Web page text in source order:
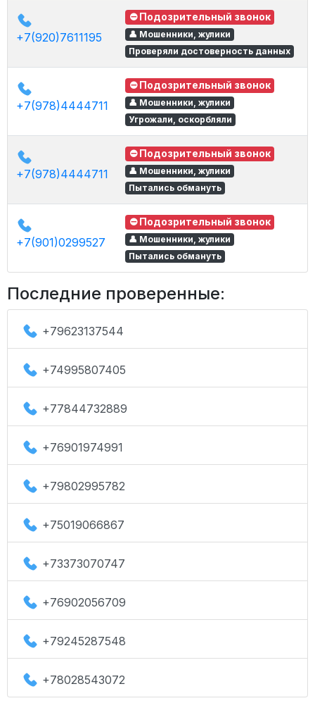
+7(920)7611195
⛔ Подозрительный звонок
👤 Мошенники, жулики
Проверяли достоверность данных
+7(978)4444711
⛔ Подозрительный звонок
👤 Мошенники, жулики
Угрожали, оскорбляли
+7(978)4444711
⛔ Подозрительный звонок
👤 Мошенники, жулики
Пытались обмануть
+7(901)0299527
⛔ Подозрительный звонок
👤 Мошенники, жулики
Пытались обмануть
Последние проверенные:
+79623137544
+74995807405
+77844732889
+76901974991
+79802995782
+75019066867
+73373070747
+76902056709
+79245287548
+78028543072